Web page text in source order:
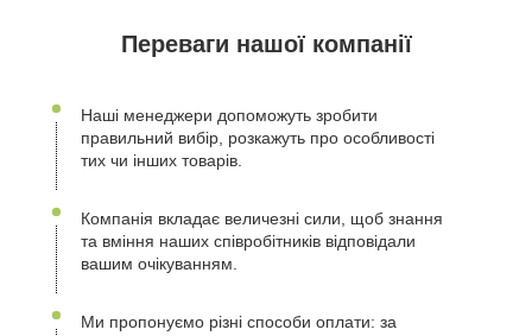
Переваги нашої компанії
Наші менеджери допоможуть зробити
правильний вибір, розкажуть про особливості
тих чи інших товарів.
Компанія вкладає величезні сили, щоб знання
та вміння наших співробітників відповідали
вашим очікуванням.
Ми пропонуємо різні способи оплати: за